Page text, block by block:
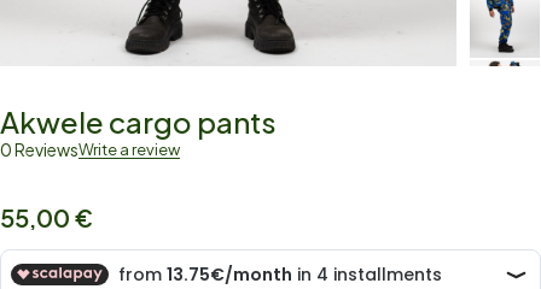
Akwele cargo pants
0 ReviewsWrite a review
55,00 €